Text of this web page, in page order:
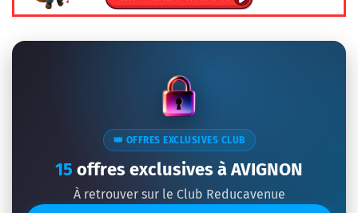
👑 OFFRES EXCLUSIVES CLUB
15 offres exclusives à AVIGNON
À retrouver sur le Club Reducavenue